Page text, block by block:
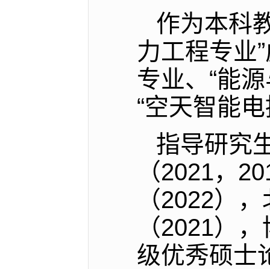
作为本科
力工程专业
专业、 “能
“空天智能
指导研究
（2021，
（2022）
（2021），
级优秀硕士